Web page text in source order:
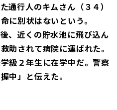
通行人のキムさん（３４）
に別状はないという。
、近くの貯水池に飛び込ん
助されて病院に運ばれた。
級２年生に在学中だ。警察
中」と伝えた。